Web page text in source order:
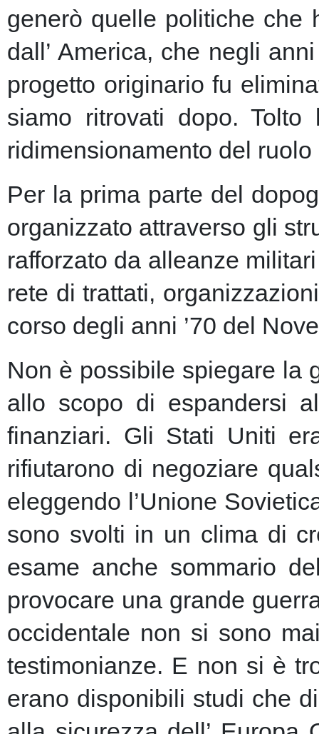
generò quelle politiche che
dall’ America, che negli
progetto originario fu
siamo ritrovati dopo.
ridimensionamento del
Per la prima parte del
organizzato attraverso gli
rafforzato da alleanze
rete di trattati,
corso degli anni ’70 del
Non è possibile spiegare la
allo scopo di espandersi
finanziari. Gli Stati Uniti
rifiutarono di negoziare
eleggendo l’Unione
sono svolti in un clima di
esame anche sommario
provocare una grande
occidentale non si sono
testimonianze. E non si è
erano disponibili studi che